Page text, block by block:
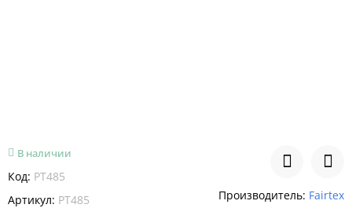
В наличии
Код: PT485
Артикул: PT485
Производитель: Fairtex